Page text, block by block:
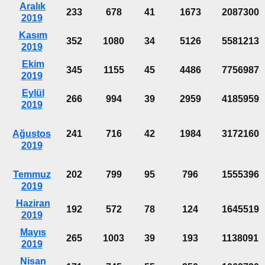
Aralık
2019
233 678 41 1673 2087300
Kasım
2019
352 1080 34 5126 5581213
Ekim
2019
345 1155 45 4486 7756987
Eylül
2019
266 994 39 2959 4185959
Ağustos
2019
241 716 42 1984 3172160
Temmuz
2019
202 799 95 796 1555396
Haziran
2019
192 572 78 124 1645519
Mayıs
2019
265 1003 39 193 1138091
Nisan